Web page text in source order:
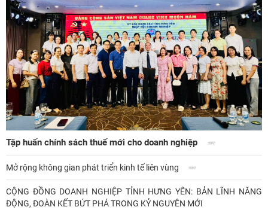
Tập huấn chính sách thuế mới cho doanh nghiệp
Mở rộng không gian phát triển kinh tế liên vùng
CỘNG ĐỒNG DOANH NGHIỆP TỈNH HƯNG YÊN: BẢN LĨNH NĂNG
ĐỘNG, ĐOÀN KẾT BỨT PHÁ TRONG KỶ NGUYÊN MỚI